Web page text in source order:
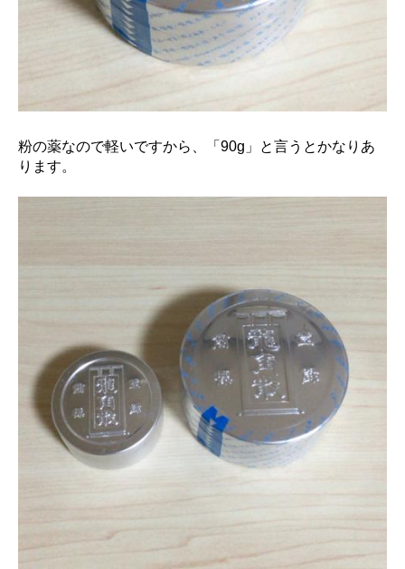
粉の薬なので軽いですから、「90g」と言うとかなりあ
ります。